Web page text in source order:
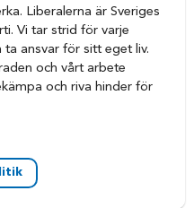
Liberalerna är Sveriges
Vi tar strid för varje
ansvar för sitt eget liv.
och vårt arbete
och riva hinder för